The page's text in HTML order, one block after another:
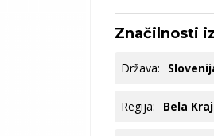
Značilnosti
Država:
Regija: Bela